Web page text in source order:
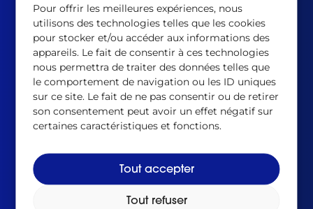
Pour offrir les meilleures expériences, nous
utilisons des technologies telles que les cookies
pour stocker et/ou accéder aux informations des
appareils. Le fait de consentir à ces technologies
nous permettra de traiter des données telles que
le comportement de navigation ou les ID uniques
sur ce site. Le fait de ne pas consentir ou de retirer
son consentement peut avoir un effet négatif sur
certaines caractéristiques et fonctions.
Tout accepter
Tout refuser
afin d’informer les citoyens sur le nucléaire et la
radioprotection.
L’exposition« RADIOACTIVITÉ – Découvrir &
comprendre »a pour but de délivrer une
information pédagogique et objective sur la
radioactivité, ses usages, ses risques, ses effets sur
la santé et l’environnement.
Cette exposition s’adresse à tous ceux qui
souhaitent s’informer sur la radioactivité,
comprendre les enjeux du nucléaire ou
développer une culture de radioprotection au